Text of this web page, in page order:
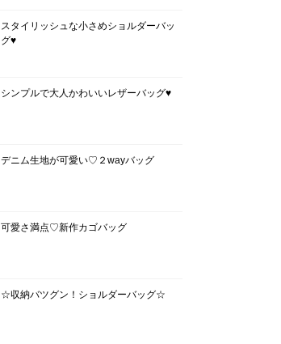
スタイリッシュな小さめショルダーバッ
グ♥
シンプルで大人かわいいレザーバッグ♥
デニム生地が可愛い♡２wayバッグ
可愛さ満点♡新作カゴバッグ
☆収納バツグン！ショルダーバッグ☆